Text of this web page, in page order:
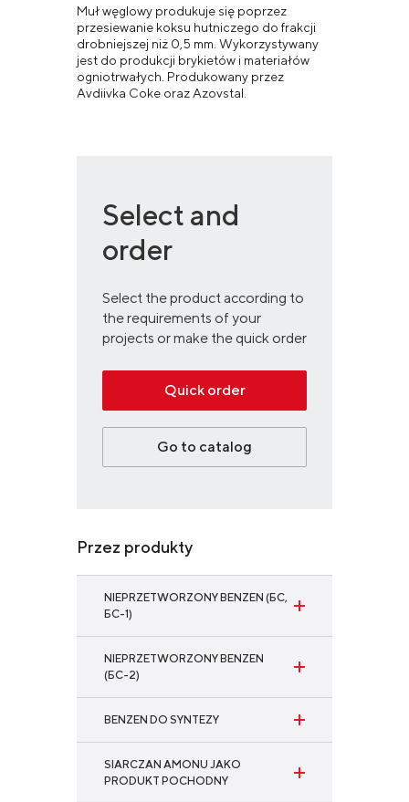
Muł węglowy produkuje się poprzez
przesiewanie koksu hutniczego do frakcji
drobniejszej niż 0,5 mm. Wykorzystywany
jest do produkcji brykietów i materiałów
ogniotrwałych. Produkowany przez
Avdiivka Coke oraz Azovstal.
Select and
order
Select the product according to
the requirements of your
projects or make the quick order
Quick order
Go to catalog
Przez produkty
NIEPRZETWORZONY BENZEN (БС,
БС-1)
NIEPRZETWORZONY BENZEN
(БС-2)
BENZEN DO SYNTEZY
SIARCZAN AMONU JAKO
PRODUKT POCHODNY